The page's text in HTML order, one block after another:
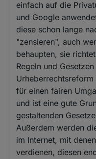
einfach auf die
und Google
diese schon lange
"zensieren", auch
behaupten, sie
Regeln und
für einen fairen
und ist eine gute
gestaltenden
Außerdem werden
im Internet, mit
verdienen, diesen